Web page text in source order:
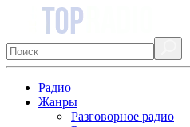
Радио
Жанры
Разговорное радио